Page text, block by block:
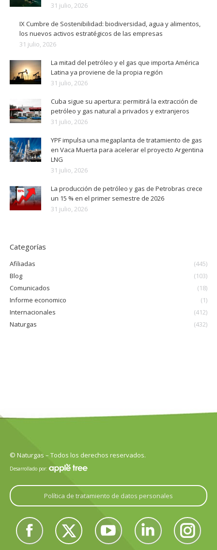
31 julio, 2026
IX Cumbre de Sostenibilidad: biodiversidad, agua y alimentos,
los nuevos activos estratégicos de las empresas
31 julio, 2026
La mitad del petróleo y el gas que importa América
Latina ya proviene de la propia región
31 julio, 2026
Cuba sigue su apertura: permitirá la extracción de
petróleo y gas natural a privados y extranjeros
31 julio, 2026
YPF impulsa una megaplanta de tratamiento de gas
en Vaca Muerta para acelerar el proyecto Argentina
LNG
31 julio, 2026
La producción de petróleo y gas de Petrobras crece
un 15 % en el primer semestre de 2026
31 julio, 2026
Categorías
Afiliadas
(445)
Blog
(103)
Comunicados
(18)
Informe economico
(1)
Internacionales
(412)
Naturgas
(432)
© Naturgas – Todos los derechos reservados.
Desarrollado por:
Política de tratamiento de datos personales
Encuéntranos en:
Facebook
Twitter
YouTube
Linkedin
Instagram